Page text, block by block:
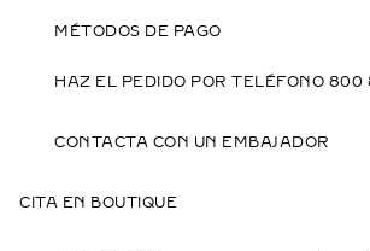
MÉTODOS DE PAGO
HAZ EL PEDIDO POR TELÉFONO 800
CONTACTA CON UN EMBAJADOR
CITA EN BOUTIQUE